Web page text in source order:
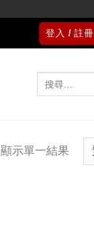
登入 / 註冊
顯示單一結果